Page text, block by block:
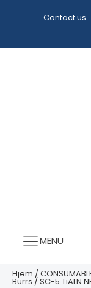
Contact us
MENU
Hjem /
Burrs / SC-5 TiALN